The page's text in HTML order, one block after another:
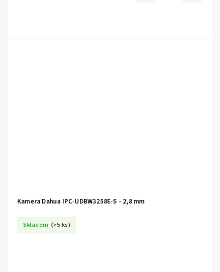
Kamera Dahua IPC-UDBW3258E-S - 2,8 mm
Skladem (>5 ks)